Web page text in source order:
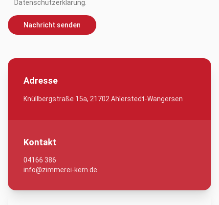
Datenschutzerklärung.
Nachricht senden
Adresse
Knüllbergstraße 15a, 21702 Ahlerstedt-Wangersen
Kontakt
04166 386
info@zimmerei-kern.de